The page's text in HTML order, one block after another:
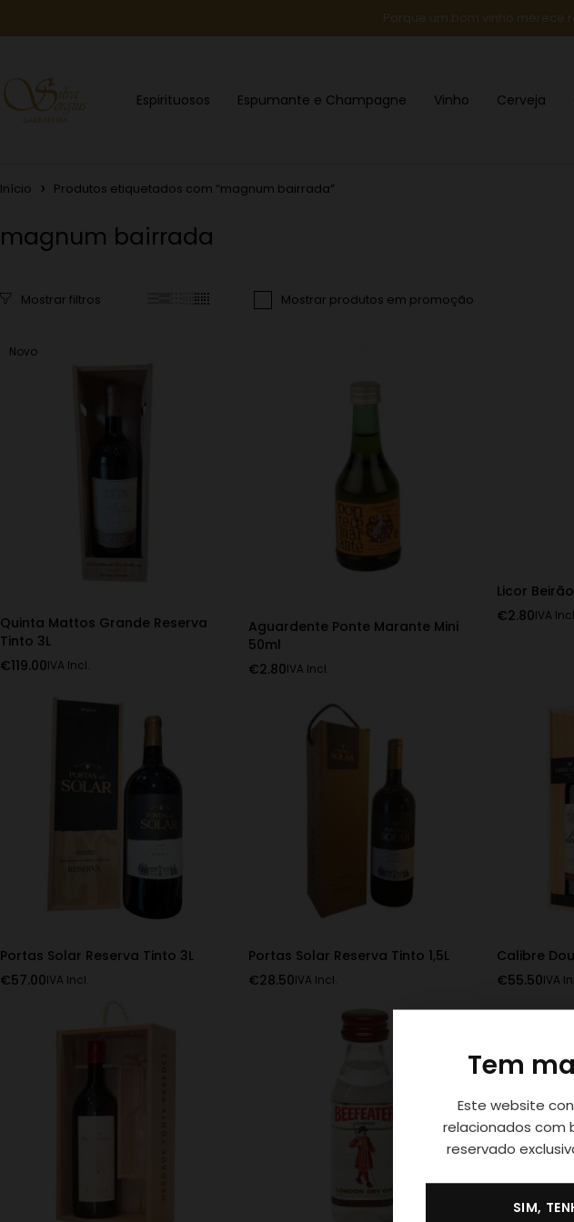
Porque um bom vinho merece
Espirituosos Espumante e Champagne Vinho Cerveja
Início Produtos etiquetados com “magnum bairrada”
magnum bairrada
Mostrar produtos em promoção
Novo
Quinta Mattos Grande Reserva
Tinto 3L
€119.00IVA Incl.
Aguardente Ponte Marante Mini
50ml
€2.80IVA Incl.
Licor
€2.80IVA
Portas Solar Reserva Tinto 3L
€57.00IVA Incl.
Portas Solar Reserva Tinto 1,5L
€28.50IVA Incl.
Calibre
€55.50IVA
Tem
Este website
relacionados com
reservado
SIM,